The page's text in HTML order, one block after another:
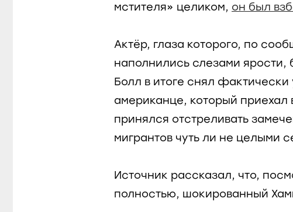
мстителя» целиком, он был
Актёр, глаза которого, по
наполнились слезами ярости,
Болл в итоге снял
американце, который
принялся отстреливать
мигрантов чуть ли не целыми
Источник рассказал, что,
полностью, шокированный